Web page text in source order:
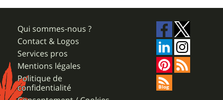
Qui sommes-nous ?
Contact & Logos
Services pros
Mentions légales
Politique de
confidentialité